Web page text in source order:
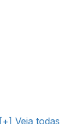
[+] Veja todas